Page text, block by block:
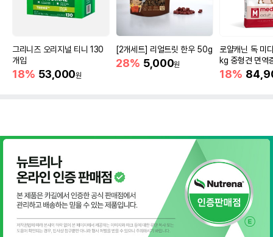
그리니즈 오리지널 티니 130
개입
18% 53,000원
[2개세트] 리얼트릿 한우 50g
28% 5,000원
로얄캐닌 독 미
kg 중형견 면역
18%